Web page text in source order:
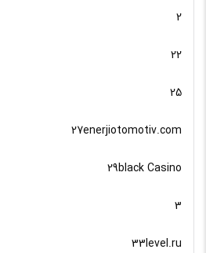
2
22
25
27enerjiotomotiv.com
29black Casino
3
33level.ru